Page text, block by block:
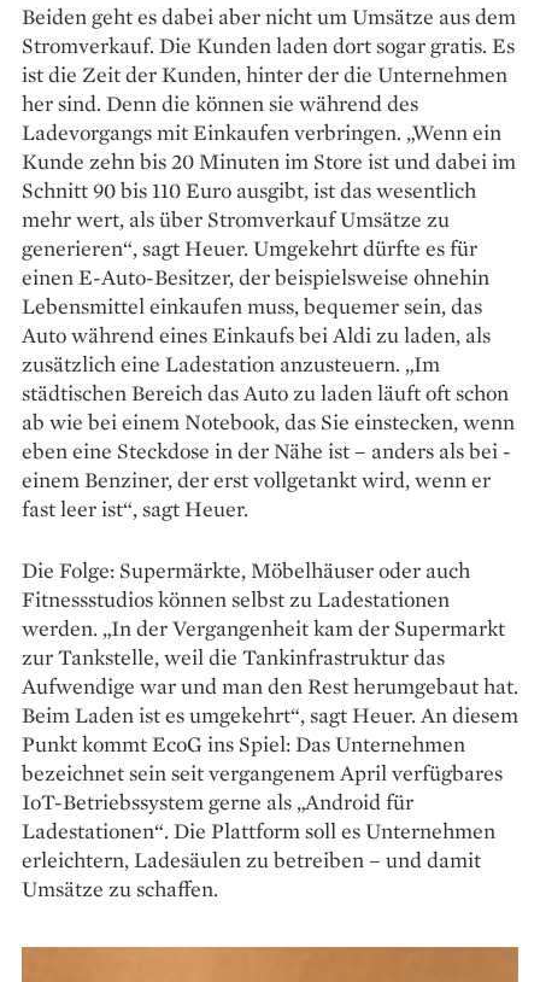
Beiden geht es dabei aber nicht um Umsätze aus dem
Stromverkauf. Die Kunden laden dort sogar ­gratis. Es
ist die Zeit der Kunden, ­hinter der die Unternehmen
her sind. Denn die können sie während des
Ladevorgangs mit Einkaufen verbringen. „Wenn ein
Kunde zehn bis 20 Minuten im Store ist und dabei im
Schnitt 90 bis 110 Euro ausgibt, ist das wesentlich
mehr wert, als über Stromverkauf Umsätze zu
generieren“, sagt Heuer. Umgekehrt dürfte es für
einen E-Auto-Besitzer, der beispielsweise ohnehin
Lebensmittel einkaufen muss, bequemer sein, das
Auto während eines Einkaufs bei Aldi zu laden, als
zusätzlich eine Ladestation anzusteuern. „Im
städtischen Bereich das Auto zu laden läuft oft schon
ab wie bei einem Notebook, das Sie einstecken, wenn
eben eine ­Steckdose in der Nähe ist – anders als bei ­
einem ­Benziner, der erst vollgetankt wird, wenn er
fast leer ist“, sagt Heuer.
Die Folge: Supermärkte, Möbelhäuser oder auch
Fitnessstudios können selbst zu Ladestationen
werden. „In der Vergangenheit kam der Supermarkt
zur Tankstelle, weil die Tankinfrastruktur das
Aufwendige war und man den Rest herumgebaut hat.
Beim Laden ist es umgekehrt“, sagt Heuer. An diesem
Punkt kommt EcoG ins Spiel: Das Unternehmen
bezeichnet sein seit vergangenem April verfügbares
IoT-Betriebssystem gerne als „Android für
Ladestationen“. Die Plattform soll es Unternehmen
erleichtern, Ladesäulen zu betreiben – und damit
Umsätze zu schaffen.